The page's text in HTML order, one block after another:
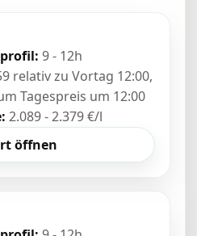
9 - 12h
relativ zu Vortag 12:00,
Tagespreis um 12:00
2.089 - 2.379 €/l
öffnen